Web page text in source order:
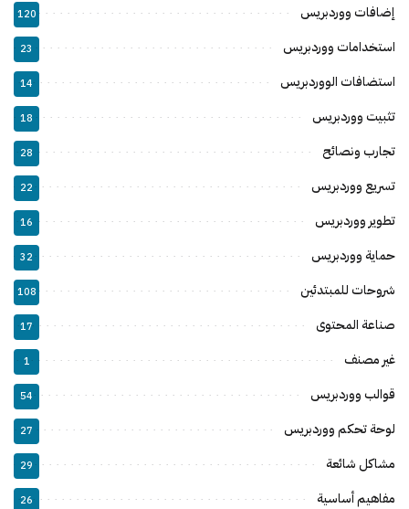
إضافات ووردبريس 120
استخدامات ووردبريس 23
استضافات الووردبريس 14
تثبيت ووردبريس 18
تجارب ونصائح 28
تسريع ووردبريس 22
تطوير ووردبريس 16
حماية ووردبريس 32
شروحات للمبتدئين 108
صناعة المحتوى 17
غير مصنف 1
قوالب ووردبريس 54
لوحة تحكم ووردبريس 27
مشاكل شائعة 29
مفاهيم أساسية 26